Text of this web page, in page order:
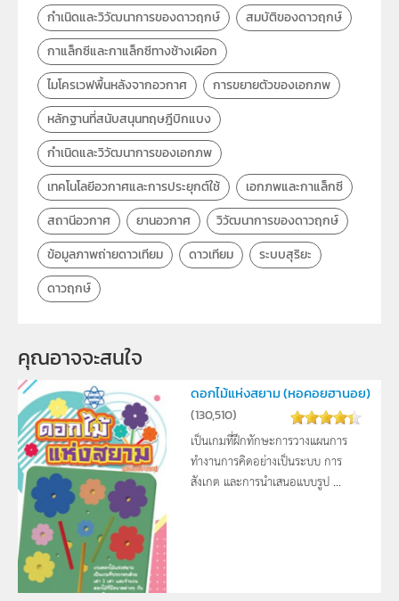
กำเนิดและวิวัฒนาการของดาวฤกษ์
สมบัติของดาวฤกษ์
กาแล็กซีและกาแล็กซีทางช้างเผือก
ไมโครเวฟพื้นหลังจากอวกาศ
การขยายตัวของเอกภพ
หลักฐานที่สนับสนุนทฤษฎีบิกแบง
กำเนิดและวิวัฒนาการของเอกภพ
เทคโนโลยีอวกาศและการประยุกต์ใช้
เอกภพและกาแล็กซี
สถานีอวกาศ
ยานอวกาศ
วิวัฒนาการของดาวฤกษ์
ข้อมูลภาพถ่ายดาวเทียม
ดาวเทียม
ระบบสุริยะ
ดาวฤกษ์
คุณอาจจะสนใจ
ดอกไม้แห่งสยาม (หอคอยฮานอย)
(130,510)
เป็นเกมที่ฝึกทักษะการวางแผนการ
ทำงานการคิดอย่างเป็นระบบ การ
สังเกต และการนำเสนอแบบรูป ...